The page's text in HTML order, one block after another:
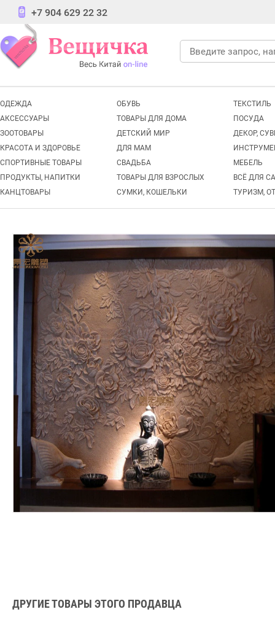
+7 904 629 22 32
ОДЕЖДА ОБУВЬ
ТЕКСТИЛЬ
АКСЕССУАРЫ
ТОВАРЫ ДЛЯ ДОМА
ПОСУДА
ЗООТОВАРЫ
ДЕТСКИЙ МИР
ДЕКОР,
КРАСОТА И ЗДОРОВЬЕ
ДЛЯ МАМ
СПОРТИВНЫЕ ТОВАРЫ
СВАДЬБА
МЕБЕЛЬ
ПРОДУКТЫ, НАПИТКИ
ТОВАРЫ ДЛЯ ВЗРОСЛЫХ
ВСЁ ДЛЯ
КАНЦТОВАРЫ
СУМКИ, КОШЕЛЬКИ ТУРИЗМ,
ДРУГИЕ ТОВАРЫ ЭТОГО ПРОДАВЦА